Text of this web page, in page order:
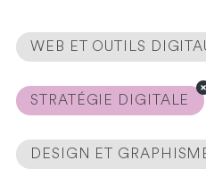
WEB ET OUTILS
STRATÉGIE DIGITALE
DESIGN ET